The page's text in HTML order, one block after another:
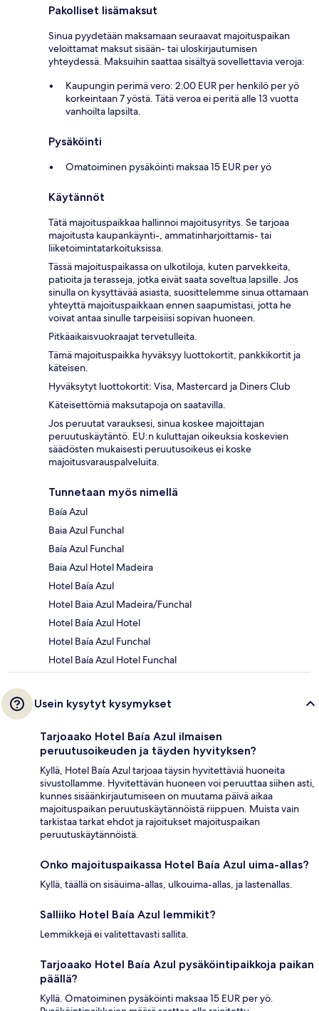
Pakolliset lisämaksut
Sinua pyydetään maksamaan seuraavat majoituspaikan
veloittamat maksut sisään- tai uloskirjautumisen
yhteydessä. Maksuihin saattaa sisältyä sovellettavia veroja:
Kaupungin perimä vero: 2.00 EUR per henkilö per yö
korkeintaan 7 yöstä. Tätä veroa ei peritä alle 13 vuotta
vanhoilta lapsilta.
Pysäköinti
Omatoiminen pysäköinti maksaa 15 EUR per yö
Käytännöt
Tätä majoituspaikkaa hallinnoi majoitusyritys. Se tarjoaa
majoitusta kaupankäynti-, ammatinharjoittamis- tai
liiketoimintatarkoituksissa.
Tässä majoituspaikassa on ulkotiloja, kuten parvekkeita,
patioita ja terasseja, jotka eivät saata soveltua lapsille. Jos
sinulla on kysyttävää asiasta, suosittelemme sinua ottamaan
yhteyttä majoituspaikkaan ennen saapumistasi, jotta he
voivat antaa sinulle tarpeisiisi sopivan huoneen.
Pitkäaikaisvuokraajat tervetulleita.
Tämä majoituspaikka hyväksyy luottokortit, pankkikortit ja
käteisen.
Hyväksytyt luottokortit: Visa, Mastercard ja Diners Club
Käteisettömiä maksutapoja on saatavilla.
Jos peruutat varauksesi, sinua koskee majoittajan
peruutuskäytäntö. EU:n kuluttajan oikeuksia koskevien
säädösten mukaisesti peruutusoikeus ei koske
majoitusvarauspalveluita.
Tunnetaan myös nimellä
Baía Azul
Baia Azul Funchal
Baía Azul Funchal
Baia Azul Hotel Madeira
Hotel Baía Azul
Hotel Baia Azul Madeira/Funchal
Hotel Baía Azul Hotel
Hotel Baía Azul Funchal
Hotel Baía Azul Hotel Funchal
Usein kysytyt kysymykset
Tarjoaako Hotel Baía Azul ilmaisen
peruutusoikeuden ja täyden hyvityksen?
Kyllä, Hotel Baía Azul tarjoaa täysin hyvitettäviä huoneita
sivustollamme. Hyvitettävän huoneen voi peruuttaa siihen asti,
kunnes sisäänkirjautumiseen on muutama päivä aikaa
majoituspaikan peruutuskäytännöistä riippuen. Muista vain
tarkistaa tarkat ehdot ja rajoitukset majoituspaikan
peruutuskäytännöistä.
Onko majoituspaikassa Hotel Baía Azul uima-allas?
Kyllä, täällä on sisäuima-allas, ulkouima-allas, ja lastenallas.
Salliiko Hotel Baía Azul lemmikit?
Lemmikkejä ei valitettavasti sallita.
Tarjoaako Hotel Baía Azul pysäköintipaikkoja paikan
päällä?
Kyllä. Omatoiminen pysäköinti maksaa 15 EUR per yö.